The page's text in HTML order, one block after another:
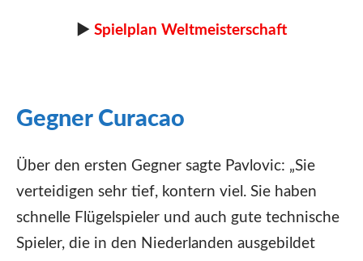
► Spielplan Weltmeisterschaft
Gegner Curacao
Über den ersten Gegner sagte Pavlovic: „Sie
verteidigen sehr tief, kontern viel. Sie haben
schnelle Flügelspieler und auch gute technische
Spieler, die in den Niederlanden ausgebildet